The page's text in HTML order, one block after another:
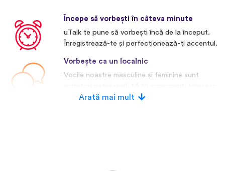
Începe să vorbești în câteva minute
uTalk te pune să vorbești încă de la început.
Înregistrează-te și perfecționează-ți accentul.
Vorbește ca un localnic
Vocile noastre masculine și feminine sunt
voci artificiale.
Arată mai mult